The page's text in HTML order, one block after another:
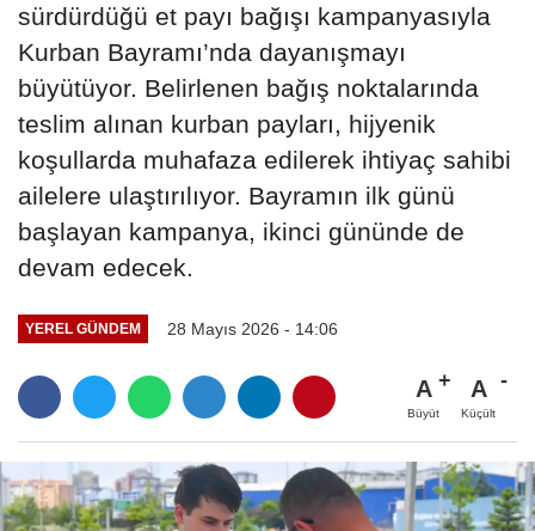
sürdürdüğü et payı bağışı kampanyasıyla
Kurban Bayramı’nda dayanışmayı
büyütüyor. Belirlenen bağış noktalarında
teslim alınan kurban payları, hijyenik
koşullarda muhafaza edilerek ihtiyaç sahibi
ailelere ulaştırılıyor. Bayramın ilk günü
başlayan kampanya, ikinci gününde de
devam edecek.
YEREL GÜNDEM 28 Mayıs 2026 - 14:06
A
Büyüt
A
Küçült